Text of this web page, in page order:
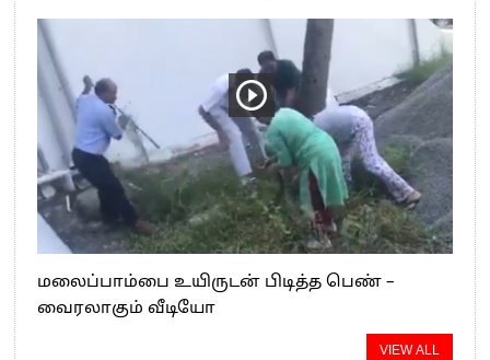
மலைப்பாம்பை உயிருடன் பிடித்த பெண் –
வைரலாகும் வீடியோ
VIEW ALL